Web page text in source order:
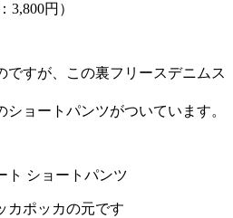
3,800円）
ですが、この裏フリースデニムス
ョートパンツがついています。
カポッカの元です